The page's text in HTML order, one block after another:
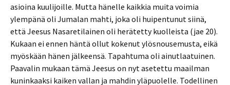
asioina kuulijoille. Mutta hänelle kaikkia muita voimia
ylempänä oli Jumalan mahti, joka oli huipentunut siinä,
että Jeesus Nasaretilainen oli herätetty kuolleista (jae 20).
Kukaan ei ennen häntä ollut kokenut ylösnousemusta, eikä
myöskään hänen jälkeensä. Tapahtuma oli ainutlaatuinen.
Paavalin mukaan tämä Jeesus on nyt asetettu maailman
kuninkaaksi kaiken vallan ja mahdin yläpuolelle. Todellinen